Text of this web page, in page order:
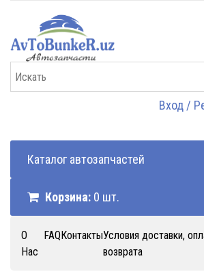
Вход /
Каталог автозапчастей
Корзина: 0 шт.
О
Нас
FAQКонтактыУсловия доставки,
возврата